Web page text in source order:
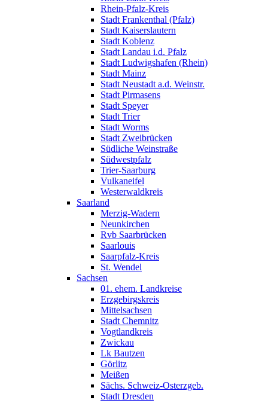
Rhein-Pfalz-Kreis
Stadt Frankenthal (Pfalz)
Stadt Kaiserslautern
Stadt Koblenz
Stadt Landau i.d. Pfalz
Stadt Ludwigshafen (Rhein)
Stadt Mainz
Stadt Neustadt a.d. Weinstr.
Stadt Pirmasens
Stadt Speyer
Stadt Trier
Stadt Worms
Stadt Zweibrücken
Südliche Weinstraße
Südwestpfalz
Trier-Saarburg
Vulkaneifel
Westerwaldkreis
Saarland
Merzig-Wadern
Neunkirchen
Rvb Saarbrücken
Saarlouis
Saarpfalz-Kreis
St. Wendel
Sachsen
01. ehem. Landkreise
Erzgebirgskreis
Mittelsachsen
Stadt Chemnitz
Vogtlandkreis
Zwickau
Lk Bautzen
Görlitz
Meißen
Sächs. Schweiz-Osterzgeb.
Stadt Dresden